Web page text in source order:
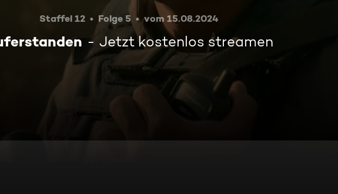
Staffel 12 Folge 5 vom 15.08.2024
Jetzt kostenlos streamen